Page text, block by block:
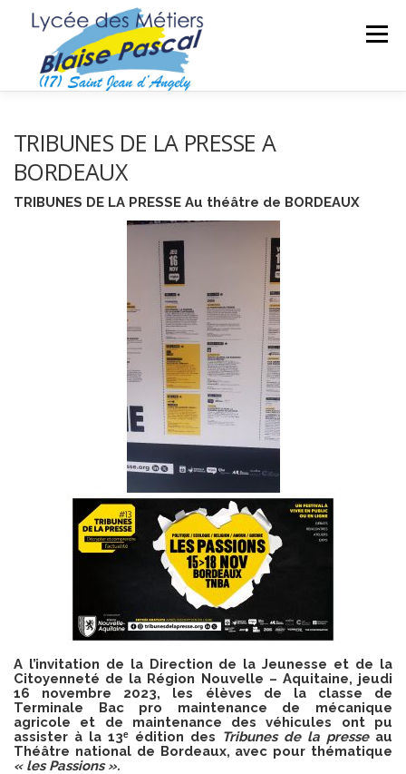
Menu
FORMATIONS ADULTES
TRIBUNES DE LA PRESSE A
BORDEAUX
TRIBUNES DE LA PRESSE Au théâtre de BORDEAUX
A l’invitation de la Direction de la Jeunesse et de la
Citoyenneté de la Région Nouvelle – Aquitaine, jeudi
16 novembre 2023, les élèves de la classe de
Terminale Bac pro maintenance de mécanique
agricole et de maintenance des véhicules ont pu
assister à la 13ᵉ édition des Tribunes de la presseau
Théâtre national de Bordeaux, avec pour thématique
« les Passions ».